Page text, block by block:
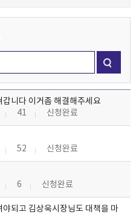
니다 이거좀 해결해주세요
41 신청완료
52 신청완료
6 신청완료
되고 김상욱시장님도 대책을 마